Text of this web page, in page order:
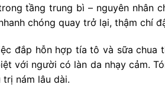
tầng trung bì – nguyên nhân
chóng quay trở lại, thậm chí
đắp hỗn hợp tía tô và sữa chua
với người có làn da nhạy cảm.
nám lâu dài.